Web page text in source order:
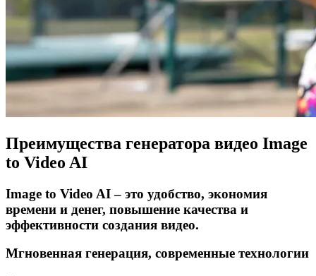
Преимущества генератора видео Image
to Video AI
Image to Video AI – это удобство, экономия
времени и денег, повышение качества и
эффективности создания видео.
Мгновенная генерация, современные технологии